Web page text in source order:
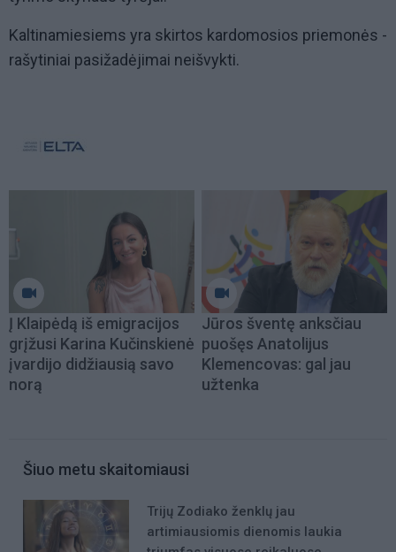
Kaltinamiesiems yra skirtos kardomosios priemonės -
rašytiniai pasižadėjimai neišvykti.
Į Klaipėdą iš emigracijos
grįžusi Karina Kučinskienė
įvardijo didžiausią savo
norą
Jūros šventę anksčiau
puošęs Anatolijus
Klemencovas: gal jau
užtenka
Šiuo metu skaitomiausi
Trijų Zodiako ženklų jau
artimiausiomis dienomis laukia